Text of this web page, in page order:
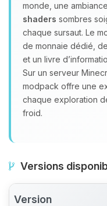
monde, une
shaders sombres
chaque sursaut. Le
de monnaie dédié,
et un livre
Sur un serveur
modpack offre une
chaque exploration
froid.
Versions
Version